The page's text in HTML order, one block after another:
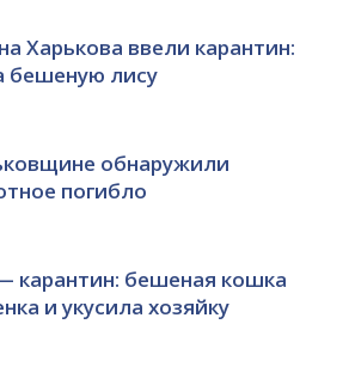
Харькова ввели карантин:
бешеную лису
обнаружили
погибло
карантин: бешеная кошка
и укусила хозяйку